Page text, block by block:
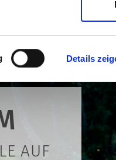
Details
AUF